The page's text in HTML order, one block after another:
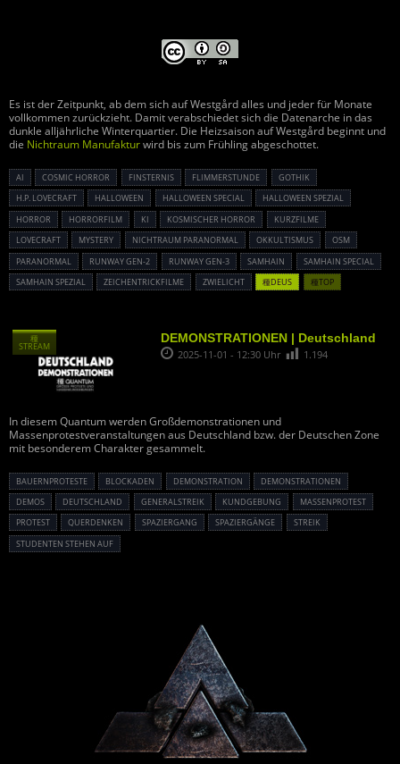
Es ist der Zeitpunkt, ab dem sich auf Westgård alles und jeder für Monate
vollkommen zurückzieht. Damit verabschiedet sich die Datenarche in das
dunkle alljährliche Winterquartier. Die Heizsaison auf Westgård beginnt und
die Nichtraum Manufakturwird bis zum Frühling abgeschottet.
AI COSMIC HORROR FINSTERNIS FLIMMERSTUNDE
GOTHIK
H.P. LOVECRAFT
HALLOWEEN HALLOWEEN SPECIAL
HALLOWEEN SPEZIAL
HORROR
HORRORFILM KI KOSMISCHER HORROR
KURZFILME
LOVECRAFT
MYSTERY NICHTRAUM PARANORMAL OKKULTISMUS
OSM
PARANORMAL
RUNWAY GEN-2 RUNWAY GEN-3 SAMHAIN
SAMHAIN SPECIAL
SAMHAIN SPEZIAL
ZEICHENTRICKFILME ZWIELICHT 種DEUS 種TOP
DEMONSTRATIONEN | Deutschland
2025-11-01 - 12:30 Uhr 1.194
In diesem Quantum werden Großdemonstrationen und
Massenprotestveranstaltungen aus Deutschland bzw. der Deutschen Zone
mit besonderem Charakter gesammelt.
BAUERNPROTESTE BLOCKADEN DEMONSTRATION
DEMONSTRATIONEN
DEMOS
DEUTSCHLAND GENERALSTREIK KUNDGEBUNG
MASSENPROTEST
PROTEST
QUERDENKEN SPAZIERGANG SPAZIERGÄNGE
STREIK
STUDENTEN STEHEN AUF
種
STREAM
Powered By :